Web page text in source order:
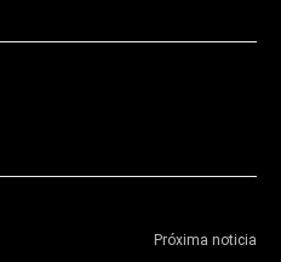
Próxima noticia